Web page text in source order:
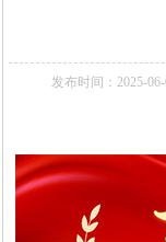
发布时间：2025-